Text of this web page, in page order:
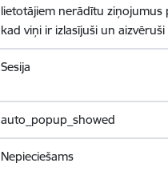
lietotājiem nerādītu ziņojumus
kad viņi ir izlasījuši un aizvēruši
Sesija
auto_popup_showed
Nepieciešams